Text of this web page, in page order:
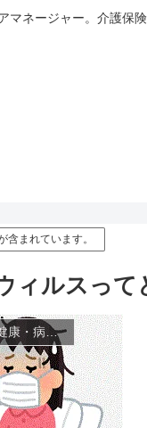
マネージャー。介護保
含まれています。
ィルスって
医療・健康・病気・薬・サプリメント